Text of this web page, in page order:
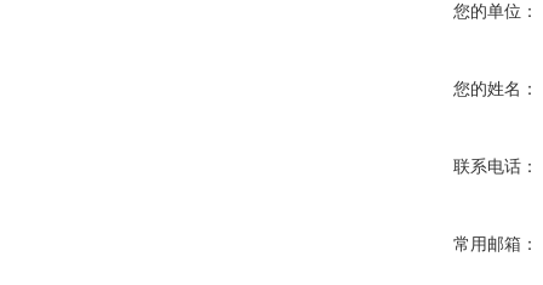
您的单位：
您的姓名：
联系电话：
常用邮箱：